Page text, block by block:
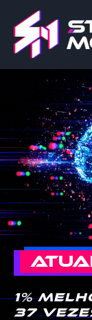
1%
37